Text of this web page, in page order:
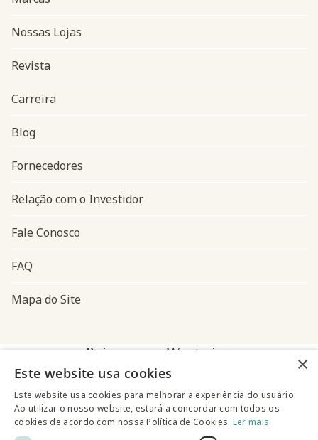
Navegação do rodapé
Nossas Lojas
Revista
Carreira
Blog
Fornecedores
Relação com o Investidor
Fale Conosco
FAQ
Mapa do Site
Baixe o app Westwing
×
Este website usa cookies
Este website usa cookies para melhorar a experiência do usuário.
Ao utilizar o nosso website, estará a concordar com todos os
cookies de acordo com nossa Política de Cookies. Ler mais